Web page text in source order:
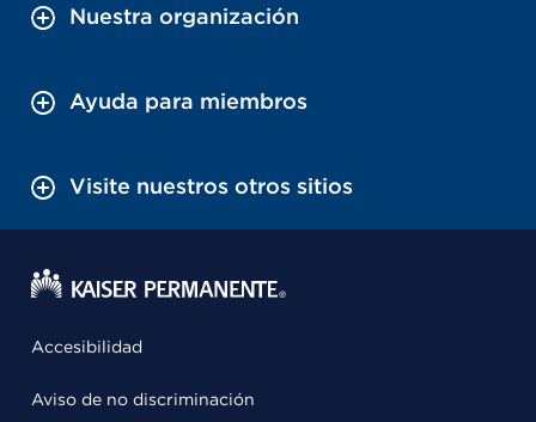
Nuestra organización
Ayuda para miembros
Visite nuestros otros sitios
Accesibilidad
Aviso de no discriminación